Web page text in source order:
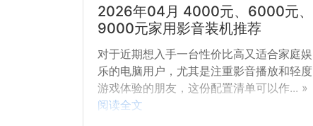
2026年04月 4000元、6000元、
9000元家用影音装机推荐
对于近期想入手一台性价比高又适合家庭娱
乐的电脑用户，尤其是注重影音播放和轻度
游戏体验的朋友，这份配置清单可以作... »
阅读全文